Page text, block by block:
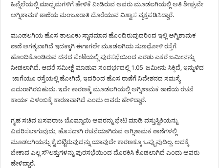
ಹಿನ್ನೆಲೆಯಲ್ಲಿ ಮಾಧ್ಯಮಗಳಿಗೆ ಹೇಳಿಕೆ ನೀಡಿರುವ ಅವರು ಮೂಡಲಗಿಯಲ್ಲಿ ಅತಿ ಶೀಘ್ರವೇ
ಅಗ್ನಿಶಾಮಕ ಠಾಣೆಯ ಮಂಜೂರಾತಿ ದೊರೆಯುವ ವಿಶ್ವಾಸ ವ್ಯಕ್ತಪಡಿಸಿದ್ದಾರೆ.
ಮೂಡಲಗಿಯ ಹೊಸ ತಾಲೂಕು ಸ್ಥಾನಮಾನ ಹೊಂದಿರುವುದರಿಂದ ಇಲ್ಲಿ ಅಗ್ನಿಶಾಮಕ
ಠಾಣೆ ಅಗತ್ಯವಾಗಿದೆ ಇದಕ್ಕಾಗಿ ಈಗಾಗಲೇ ಮೂಡಲಗಿಯ ಸುಣಧೋಳಿ ರಸ್ತೆಗೆ
ಹೊಂದಿಕೊಂಡಿರುವ ದನದ ಪೇಟೆಯಲ್ಲಿ ಪುರಸಭೆಯಿಂದ ಎರಡು ಎಕರೆ ಜಮೀನನ್ನು
ನೀಡಲಾಗಿದೆ. ಆದರೆ ಸಮೀಕ್ಷೆ ಮಾಡುವ ಸಂದರ್ಭದಲ್ಲಿ 1.05 ಜಮೀನು ಸಿಕ್ಕಿದೆ, ಇನ್ನುಳಿದ
ಜಾಗೆಯೂ ರಸ್ತೆಯಲ್ಲಿ ಹೋಗಿದೆ, ಇದರಿಂದ ಹೊಸ ಠಾಣೆಗೆ ನಿವೇಶನದ ಸಮಸ್ಯೆ
ಎದುರಾಗಿರಬಹುದು. ಇದೇ ಕಾರಣಕ್ಕೆ ಮೂಡಲಗಿಯಲ್ಲಿ ಅಗ್ನಿಶಾಮಕ ಠಾಣೆಯ ರಚನೆ
ಕಾರ್ಯ ವಿಳಂಬಕ್ಕೆ ಕಾರಣವಾಗಿದೆ ಎಂದು ಅವರು ಹೇಳಿದ್ದಾರೆ.
ಗೃಹ ಸಚಿವ ಬಸವರಾಜ ಬೊಮ್ಮಾಯಿ ಅವರನ್ನು ಭೇಟಿ ಮಾಡಿ ವಸ್ತುಸ್ಥಿತಿಯನ್ನು
ವಿವರಿಸಲಾಗುವುದು, ಹೊಸದಾಗಿ ರಚನೆಯಾಗಿರುವ ಅಗ್ನಿಶಾಮಕ ಠಾಣೆಗಳಲ್ಲಿ
ಮೂಡಲಗಿಯನ್ನು ಕೈ ಬಿಟ್ಟಿರುವುದನ್ನು ಯಾವುದೇ ಕಾರಣಕ್ಕೂ ಒಪ್ಪುವುದಿಲ್ಲ. ಅದಕ್ಕೆ
ಬೇಕಾದ ಎಲ್ಲ ಸೌಲತ್ತುಗಳನ್ನು ಪುರಸಭೆಯಿಂದ ದೊರಕಿಸಿ ಕೊಡಲಾಗಿದೆ ಎಂದು ಅವರು
ಹೇಳಿದ್ದಾರೆ.